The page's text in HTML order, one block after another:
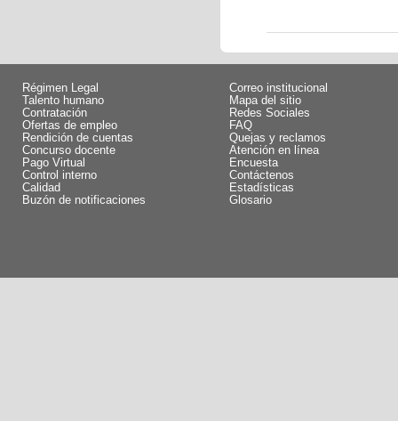
Régimen Legal
Talento humano
Contratación
Ofertas de empleo
Rendición de cuentas
Concurso docente
Pago Virtual
Control interno
Calidad
Buzón de notificaciones
Correo institucional
Mapa del sitio
Redes Sociales
FAQ
Quejas y reclamos
Atención en línea
Encuesta
Contáctenos
Estadísticas
Glosario